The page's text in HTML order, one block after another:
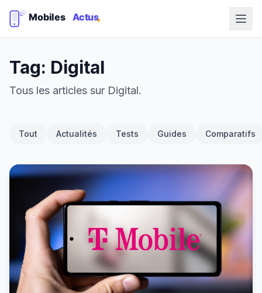
Tag: Digital
Tous les articles sur Digital.
Tout Actualités Tests Guides Comparatifs